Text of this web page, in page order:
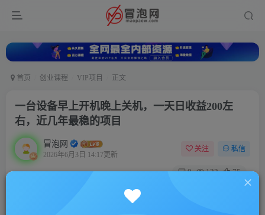
首页 创业课程 VIP项目 正文
一台设备早上开机晚上关机，一天日收益200左
右，近几年最稳的项目
冒泡网
2026年6月3日 14:17更新
关注 私信
0 122 75